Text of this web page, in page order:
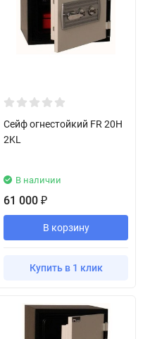
Сейф огнестойкий FR 20H
2KL
В наличии
61 000 ₽
В корзину
Купить в 1 клик